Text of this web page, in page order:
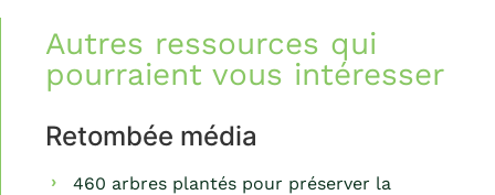
Autres ressources qui
pourraient vous intéresser
Retombée média
460 arbres plantés pour préserver la